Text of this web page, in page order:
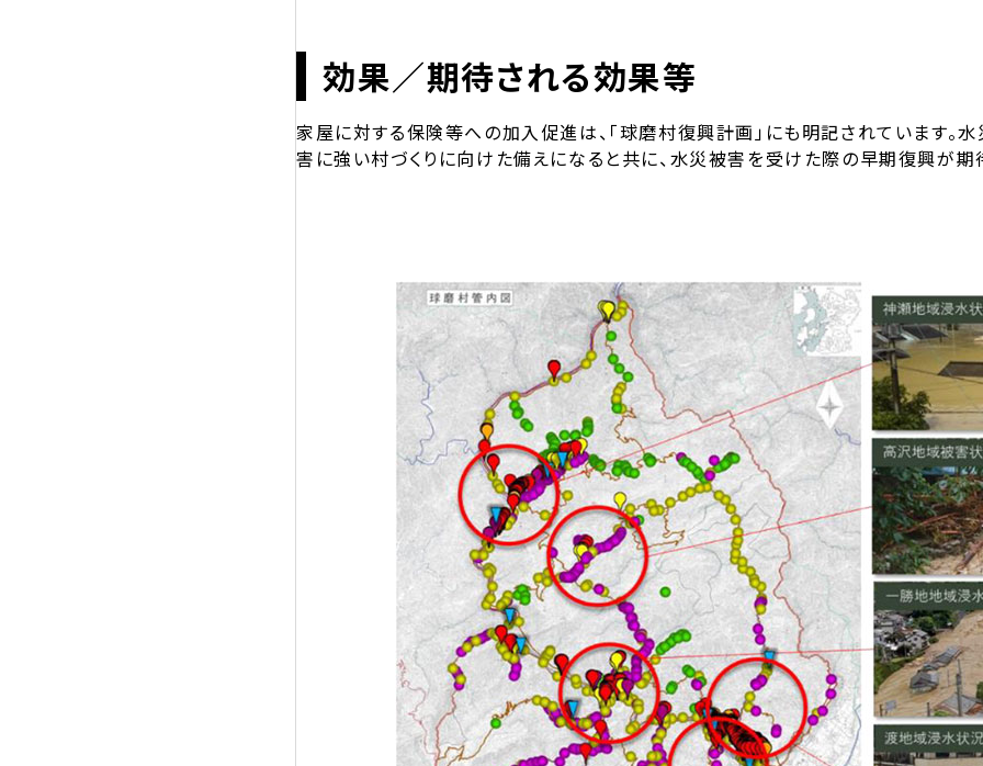
効果／期待される効果等
家屋に対する保険等への加入促進は、「球磨村復興計画」にも明記されています。
害に強い村づくりに向けた備えになると共に、水災被害を受けた際の早期復興が期